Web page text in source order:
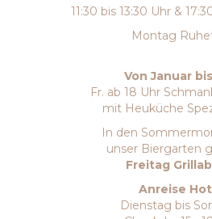
11:30 bis 13:30 Uhr &
Montag
Von Januar
Fr. ab 18 Uhr
mit Heuküche
In den
unser Biergarten
Freitag
Anreise
Dienstag bis